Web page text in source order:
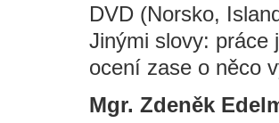
DVD (Norsko,
Jinými slovy: práce
ocení zase o něco
Mgr. Zdeněk